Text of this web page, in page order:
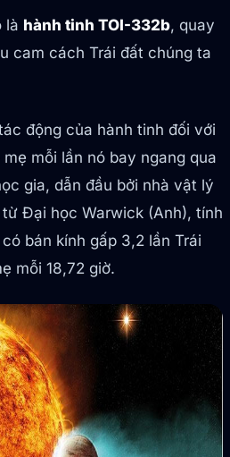
là hành tinh TOI-332b, quay
cam cách Trái đất chúng ta
động của hành tinh đối với
mỗi lần nó bay ngang qua
gia, dẫn đầu bởi nhà vật lý
Đại học Warwick (Anh), tính
bán kính gấp 3,2 lần Trái
mỗi 18,72 giờ.